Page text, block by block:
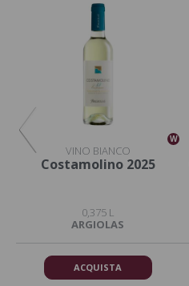
W
VINO BIANCO
Costamolino 2025
0,375 L
ARGIOLAS
ACQUISTA